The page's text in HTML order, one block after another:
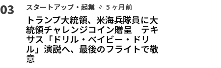
03 スタートアップ・起業 5 ヶ月前
トランプ大統領、米海兵隊員に大
統領チャレンジコイン贈呈 テキ
サス「ドリル・ベイビー・ドリ
ル」演説へ、最後のフライトで敬
意